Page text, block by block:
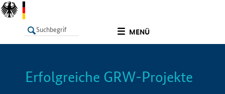
MENÜ
LISTE Info
Erfolgreiche GRW-Projekte